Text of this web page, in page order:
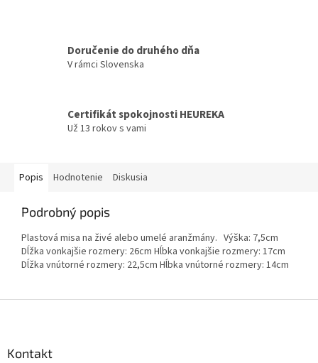
Doručenie do druhého dňa
V rámci Slovenska
Certifikát spokojnosti HEUREKA
Už 13 rokov s vami
Popis Hodnotenie Diskusia
Podrobný popis
Plastová misa na živé alebo umelé aranžmány. Výška: 7,5cm
Dĺžka vonkajšie rozmery: 26cm Hĺbka vonkajšie rozmery: 17cm
Dĺžka vnútorné rozmery: 22,5cm Hĺbka vnútorné rozmery: 14cm
Kontakt